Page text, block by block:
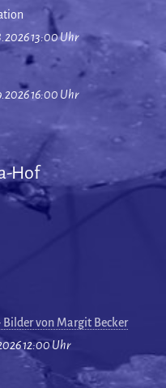
13:00 Uhr
16:00 Uhr
Hof
von Margit Becker
12:00 Uhr